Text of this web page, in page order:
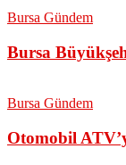
Bursa Gündem
Bursa
Bursa Gündem
Otomobil